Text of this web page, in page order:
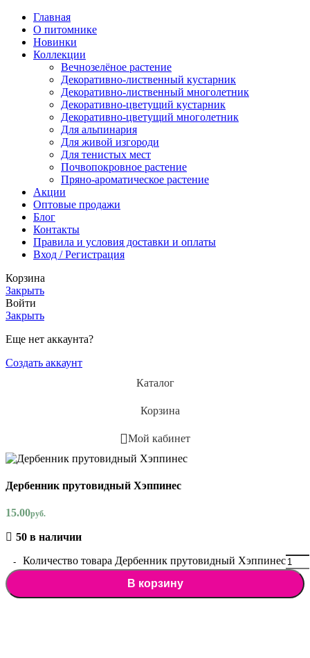
Главная
О питомнике
Новинки
Коллекции
Вечнозелёное растение
Декоративно-лиственный кустарник
Декоративно-лиственный многолетник
Декоративно-цветущий кустарник
Декоративно-цветущий многолетник
Для альпинария
Для живой изгороди
Для тенистых мест
Почвопокровное растение
Пряно-ароматическое растение
Акции
Оптовые продажи
Блог
Контакты
Правила и условия доставки и оплаты
Вход / Регистрация
Корзина
Закрыть
Войти
Закрыть
Еще нет аккаунта?
Создать аккаунт
Каталог
Корзина
Мой кабинет
Дербенник прутовидный Хэппинес
15.00руб.
50 в наличии
Количество товара Дербенник прутовидный Хэппинес
В корзину